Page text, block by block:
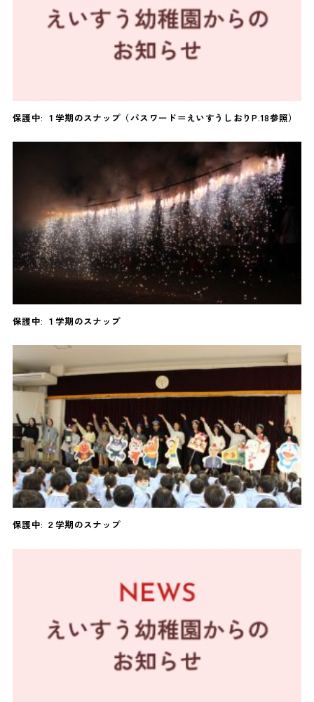
保護中: １学期のスナップ（パスワード＝えいすうしおりP.18参照）
保護中: １学期のスナップ
保護中: ２学期のスナップ